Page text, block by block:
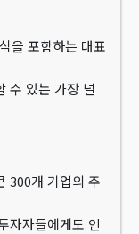
을 포함하는 대표
수 있는 가장 널
300개 기업의 주
자자들에게도 인